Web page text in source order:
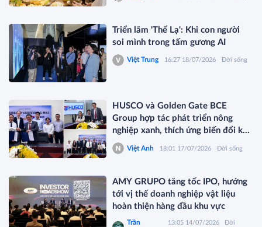
Triển lãm 'Thể Lạ': Khi con người
soi mình trong tấm gương AI
Việt Trung 16:27 18/07/2026 Đời sống
HUSCO và Golden Gate BCE
Group hợp tác phát triển nông
nghiệp xanh, thích ứng biến đổi khí
hậu
Việt Anh 18:01 17/07/2026 Đời sống
AMY GRUPO tăng tốc IPO, hướng
tới vị thế doanh nghiệp vật liệu
hoàn thiện hàng đầu khu vực
Trần
13:05 14/07/2026
Đời